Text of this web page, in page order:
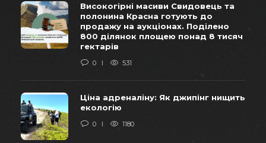
Високогірні масиви Свидовець та
полонина Красна готують до
продажу на аукціонах. Поділено
800 ділянок площею понад 8 тисяч
гектарів
0 531
Ціна адреналіну: Як джипінг нищить
екологію
0 1180